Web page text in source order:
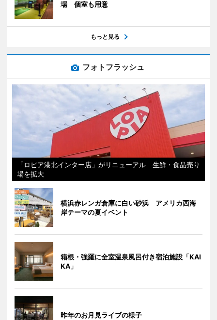
場 個室も用意
もっと見る
フォトフラッシュ
「ロピア港北インター店」がリニューアル 生鮮・食品売り
場を拡大
横浜赤レンガ倉庫に白い砂浜 アメリカ西海
岸テーマの夏イベント
箱根・強羅に全室温泉風呂付き宿泊施設「KAI
KA」
昨年のお月見ライブの様子